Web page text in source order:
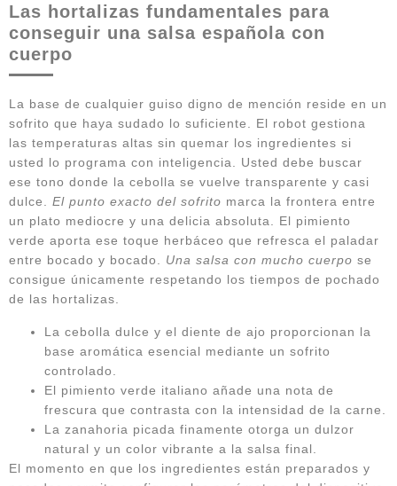
Las hortalizas fundamentales para
conseguir una salsa española con
cuerpo
La base de cualquier guiso digno de mención reside en un
sofrito que haya sudado lo suficiente. El robot gestiona
las temperaturas altas sin quemar los ingredientes si
usted lo programa con inteligencia. Usted debe buscar
ese tono donde la cebolla se vuelve transparente y casi
dulce. El punto exacto del sofrito marca la frontera entre
un plato mediocre y una delicia absoluta. El pimiento
verde aporta ese toque herbáceo que refresca el paladar
entre bocado y bocado. Una salsa con mucho cuerpo se
consigue únicamente respetando los tiempos de pochado
de las hortalizas.
La cebolla dulce y el diente de ajo proporcionan la
base aromática esencial mediante un sofrito
controlado.
El pimiento verde italiano añade una nota de
frescura que contrasta con la intensidad de la carne.
La zanahoria picada finamente otorga un dulzor
natural y un color vibrante a la salsa final.
El momento en que los ingredientes están preparados y